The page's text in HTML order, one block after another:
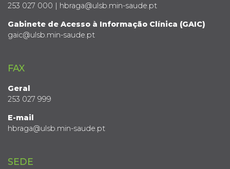
253 027 000 | hbraga@ulsb.min-saude.pt
Gabinete de Acesso à Informação Clínica (GAIC)
gaic@ulsb.min-saude.pt
FAX
Geral
253 027 999
E-mail
hbraga@ulsb.min-saude.pt
SEDE